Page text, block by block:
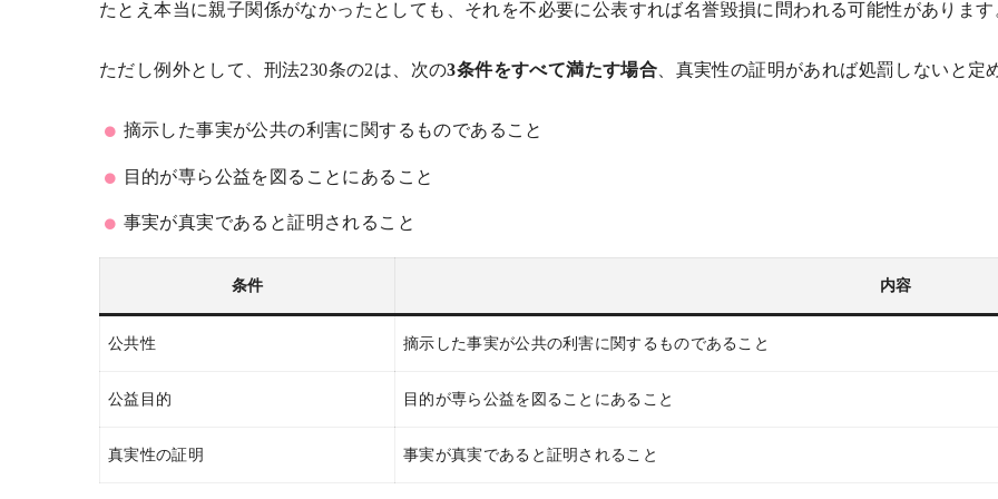
たとえ本当に親子関係がなかったとしても、それを不必要に公表すれば名誉毀損に問われる可能性があります
ただし例外として、刑法230条の2は、次の3条件をすべて満たす場合 、真実性の証明があれば処罰しないと定
摘示した事実が公共の利害に関するものであること
目的が専ら公益を図ることにあること
事実が真実であると証明されること
条件 内容
公共性 摘示した事実が公共の利害に関するものであること
公益目的 目的が専ら公益を図ることにあること
真実性の証明 事実が真実であると証明されること